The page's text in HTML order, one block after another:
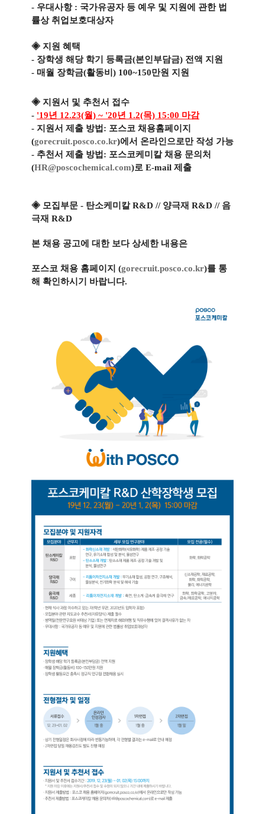
- 우대사항 : 국가유공자 등 예우 및 지원에 관한 법
률상 취업보호대상자
◈ 지원 혜택
- 장학생 해당 학기 등록금(본인부담금) 전액 지원
- 매월 장학금(활동비) 100~150만원 지원
◈ 지원서 및 추천서 접수
- '19년 12.23(월) ~ '20년 1.2(목) 15:00 마감
- 지원서 제출 방법: 포스코 채용홈페이지
(gorecruit.posco.co.kr)에서 온라인으로만 작성 가능
- 추천서 제출 방법: 포스코케미칼 채용 문의처
(HR@poscochemical.com)로 E-mail 제출
◈ 모집부문 - 탄소케미칼 R&D // 양극재 R&D // 음
극재 R&D
본 채용 공고에 대한 보다 상세한 내용은
포스코 채용 홈페이지 (gorecruit.posco.co.kr)를 통
해 확인하시기 바랍니다.